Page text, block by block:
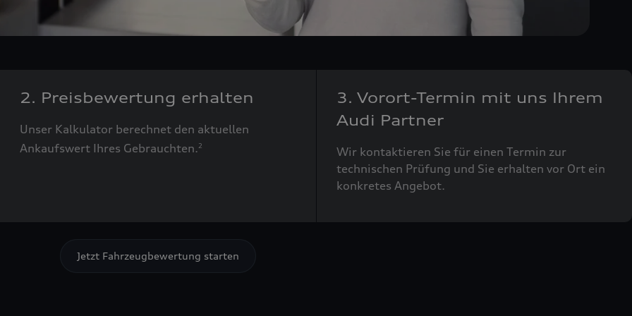
2. Preisbewertung erhalten
Unser Kalkulator berechnet den aktuellen
Ankaufswert Ihres Gebrauchten.2
3. Vorort-Termin mit uns Ihrem
Audi Partner
Wir kontaktieren Sie für einen Termin zur
technischen Prüfung und Sie erhalten vor Ort ein
konkretes Angebot.
Jetzt Fahrzeugbewertung starten